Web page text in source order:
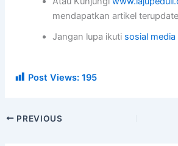
mendapatkan artikel
Jangan lupa ikuti sosial media
Post Views: 195
PREVIOUS